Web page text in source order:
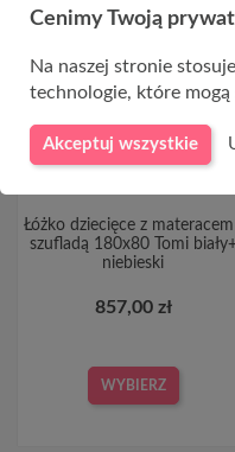
Łóżko dziecięce z
szufladą 180x80 Tomi
niebieski
857,00 zł
WYBIERZ
Cenimy Twoją
Na naszej stronie
technologie, które mogą
Akceptuj wszystkie